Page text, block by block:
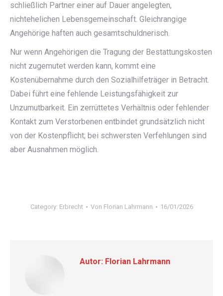
schließlich Partner einer auf Dauer angelegten,
nichtehelichen Lebensgemeinschaft. Gleichrangige
Angehörige haften auch gesamtschuldnerisch.
Nur wenn Angehörigen die Tragung der Bestattungskosten
nicht zugemutet werden kann, kommt eine
Kostenübernahme durch den Sozialhilfeträger in Betracht.
Dabei führt eine fehlende Leistungsfähigkeit zur
Unzumutbarkeit. Ein zerrüttetes Verhältnis oder fehlender
Kontakt zum Verstorbenen entbindet grundsätzlich nicht
von der Kostenpflicht; bei schwersten Verfehlungen sind
aber Ausnahmen möglich.
Category: Erbrecht Von Florian Lahrmann 16/01/2026
Autor: Florian Lahrmann